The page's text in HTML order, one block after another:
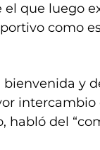
el que luego
como
bienvenida y
habló del